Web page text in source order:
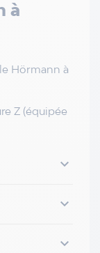
à
Hörmann à
Z (équipée


